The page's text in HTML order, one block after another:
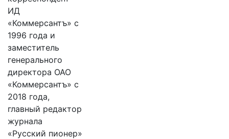
ИД
«Коммерсантъ» с
1996 года и
заместитель
генерального
директора ОАО
«Коммерсантъ» с
2018 года,
главный редактор
журнала
«Русский пионер»